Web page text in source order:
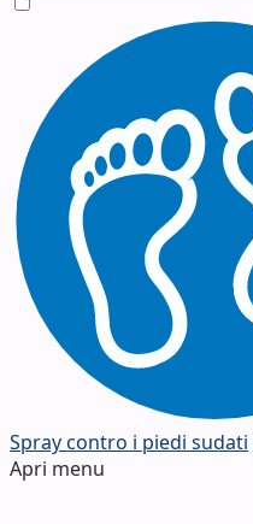
Spray contro i piedi sudati
Apri menu